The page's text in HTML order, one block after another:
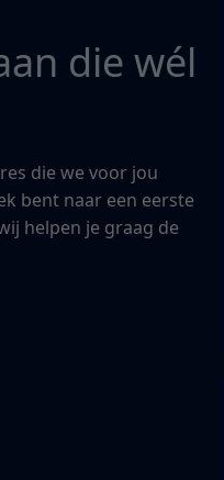
die wél
die we voor jou
bent naar een eerste
helpen je graag de